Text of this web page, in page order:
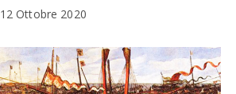
12 Ottobre 2020